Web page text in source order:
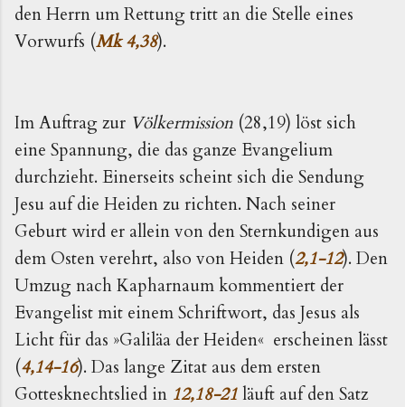
den Herrn um Rettung tritt an die Stelle eines
Vorwurfs (Mk 4,38).
Im Auftrag zur Völkermission (28,19) löst sich
eine Spannung, die das ganze Evangelium
durchzieht. Einerseits scheint sich die Sendung
Jesu auf die Heiden zu richten. Nach seiner
Geburt wird er allein von den Sternkundigen aus
dem Osten verehrt, also von Heiden (2,1-12). Den
Umzug nach Kapharnaum kommentiert der
Evangelist mit einem Schriftwort, das Jesus als
Licht für das »Galiläa der Heiden« erscheinen lässt
(4,14-16). Das lange Zitat aus dem ersten
Gottesknechtslied in 12,18-21läuft auf den Satz